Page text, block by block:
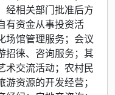
经相关部门批准后方
有资金从事投资活
场馆管理服务；会议
招徕、咨询服务；其
术交流活动；农村民
资源的开发经营；